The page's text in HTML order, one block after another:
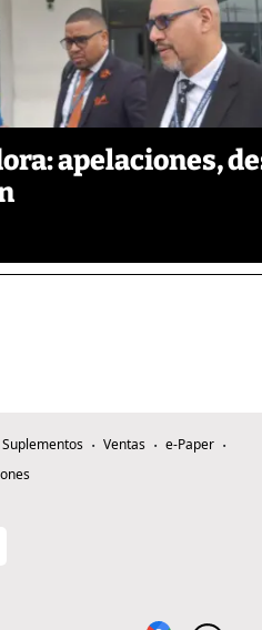
apelaciones,
Suplementos Ventas
e-Paper